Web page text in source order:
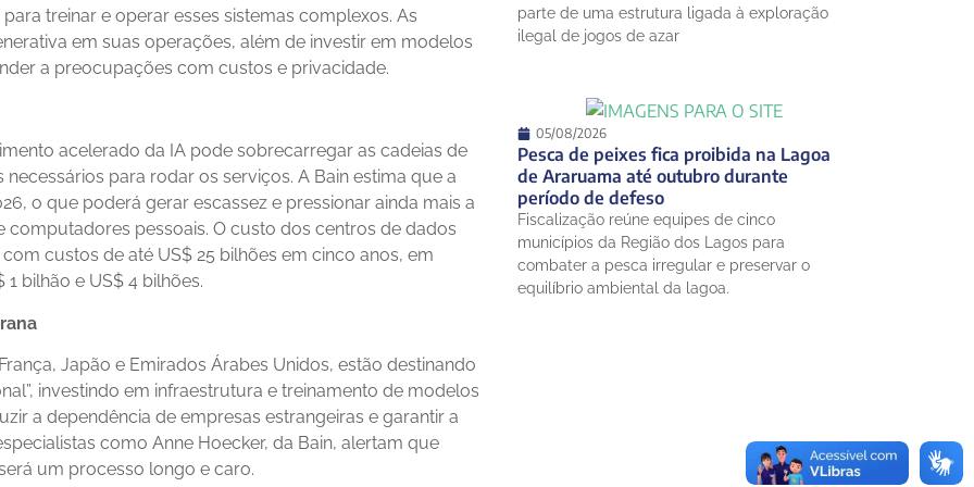
treinar e operar esses sistemas complexos. As
em suas operações, além de investir em modelos
a preocupações com custos e privacidade.
acelerado da IA pode sobrecarregar as cadeias de
para rodar os serviços. A Bain estima que a
o que poderá gerar escassez e pressionar ainda mais a
pessoais. O custo dos centros de dados
custos de até US$ 25 bilhões em cinco anos, em
bilhão e US$ 4 bilhões.
Japão e Emirados Árabes Unidos, estão destinando
investindo em infraestrutura e treinamento de modelos
a dependência de empresas estrangeiras e garantir a
como Anne Hoecker, da Bain, alertam que
um processo longo e caro.
parte de uma estrutura ligada à exploração
ilegal de jogos de azar
05/08/2026
Pesca de peixes fica proibida na Lagoa
de Araruama até outubro durante
período de defeso
Fiscalização reúne equipes de cinco
municípios da Região dos Lagos para
combater a pesca irregular e preservar o
equilíbrio ambiental da lagoa.